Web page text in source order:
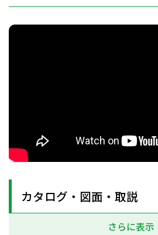
カタログ・図面・取説
さらに表示